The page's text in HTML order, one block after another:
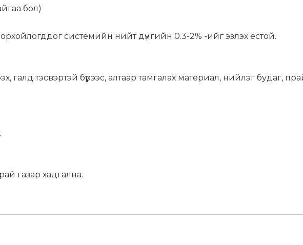
бол)
системийн нийт дүнгийн 0.3-2% -ийг эзлэх ёстой.
галд тэсвэртэй бүрээс, алтаар тамгалах материал, нийлэг будаг,
газар хадгална.